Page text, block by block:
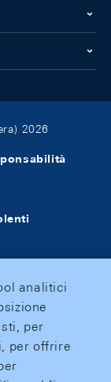
2026
analitici
per
per offrire